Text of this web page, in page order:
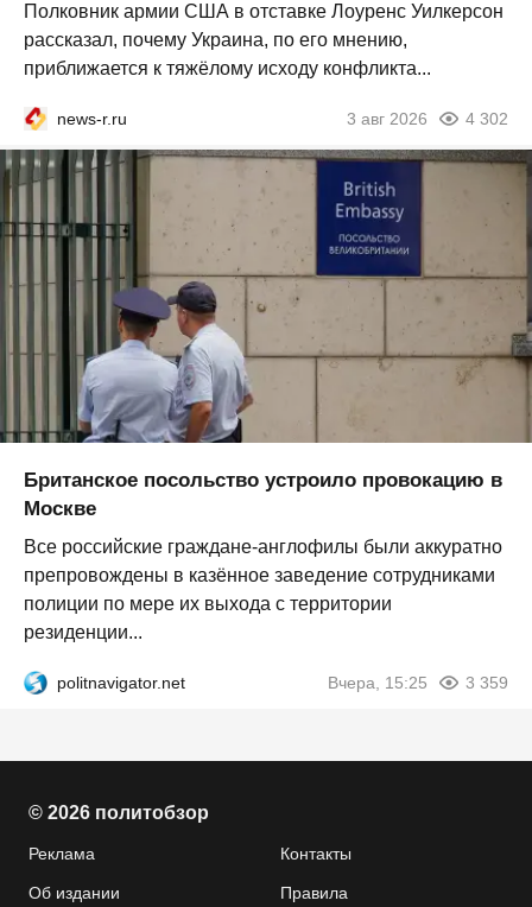
Полковник армии США в отставке Лоуренс Уилкерсон
рассказал, почему Украина, по его мнению,
приближается к тяжёлому исходу конфликта...
news-r.ru 3 авг 2026 4 302
Британское посольство устроило провокацию в
Москве
Все российские граждане-англофилы были аккуратно
препровождены в казённое заведение сотрудниками
полиции по мере их выхода с территории
резиденции...
politnavigator.net Вчера, 15:25 3 359
© 2026 политобзор
Реклама Контакты
Об издании Правила